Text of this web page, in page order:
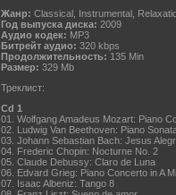
Жанр: Classical, Instrumental,
Год выпуска диска: 2009
Аудио кодек: MP3
Битрейт аудио: 320 kbps
Продолжительность: 135 Min
Размер: 329 Mb
Треклист:
Cd 1
01. Wolfgang Amadeus Mozart: Piano
02. Ludwig Van Beethoven: Piano
03. Johann Sebastian Bach: Jesus
04. Frederic Chopin: Nocturne No. 2
05. Claude Debussy: Claro de Luna
06. Edvard Grieg: Piano Concerto in A
07. Isaac Albeniz: Tango 8